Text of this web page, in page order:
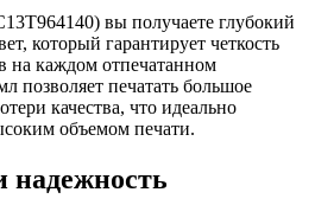
вы получаете глубокий
который гарантирует четкость
на каждом отпечатанном
позволяет печатать большое
качества, что идеально
объемом печати.
надежность